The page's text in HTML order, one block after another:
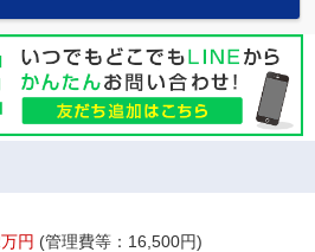
円 (管理費等：16,500円)